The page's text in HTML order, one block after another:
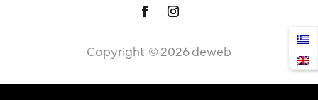
Copyright ©️ 2026 deweb